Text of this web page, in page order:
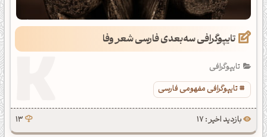
تایپوگرافی سه‌بعدی فارسی شعر وفا
تایپوگرافی
تایپوگرافی مفهومی فارسی
بازدید اخیر : 17 13